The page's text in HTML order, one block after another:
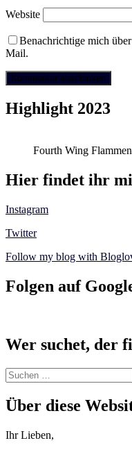
Website
Benachrichtige mich
Mail.
Highlight 2023
Fourth Wing
Hier findet ihr
Instagram
Twitter
Follow my blog with
Folgen auf
Wer suchet, der
Suchen
nach:
Über diese
Ihr Lieben,